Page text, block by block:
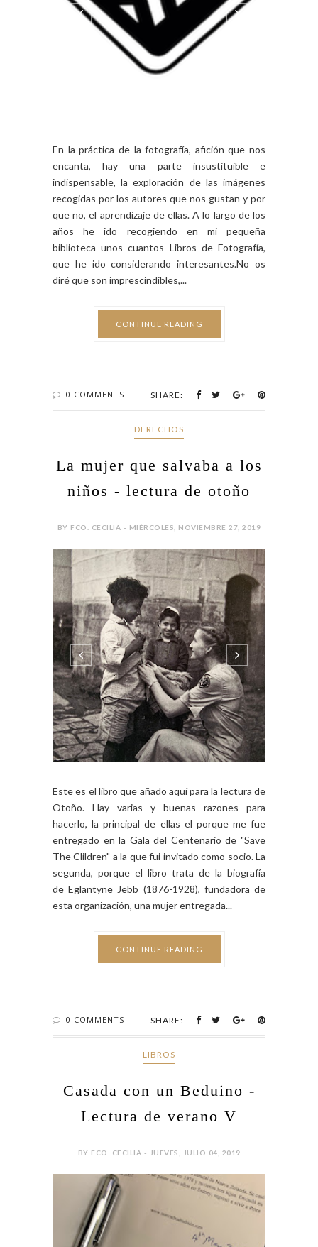
En la práctica de la fotografía, afición que nos
encanta, hay una parte insustituible e
indispensable, la exploración de las imágenes
recogidas por los autores que nos gustan y por
que no, el aprendizaje de ellas. A lo largo de los
años he ido recogiendo en mi pequeña
biblioteca unos cuantos Libros de Fotografía,
que he ido considerando interesantes.No os
diré que son imprescindibles,...
CONTINUE READING
0 COMMENTS SHARE:
DERECHOS
La mujer que salvaba a los
niños - lectura de otoño
BY FCO. CECILIA - MIÉRCOLES, NOVIEMBRE 27, 2019
Este es el libro que añado aquí para la lectura de
Otoño. Hay varias y buenas razones para
hacerlo, la principal de ellas el porque me fue
entregado en la Gala del Centenario de "Save
The Clildren" a la que fui invitado como socio. La
segunda, porque el libro trata de la biografía
de Eglantyne Jebb (1876-1928), fundadora de
esta organización, una mujer entregada...
CONTINUE READING
0 COMMENTS SHARE:
LIBROS
Casada con un Beduino -
Lectura de verano V
BY FCO. CECILIA - JUEVES, JULIO 04, 2019